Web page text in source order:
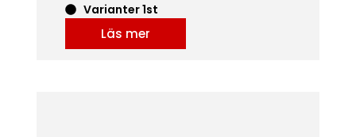
Läs mer
Varianter 1st